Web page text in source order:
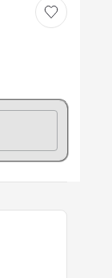
Tallenna auto